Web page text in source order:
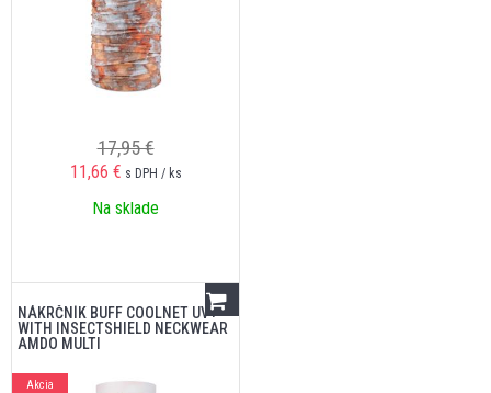
17,95 €
11,66 € s DPH / ks
Na sklade
NÁKRČNÍK BUFF COOLNET UV+
WITH INSECTSHIELD NECKWEAR
AMDO MULTI
Akcia